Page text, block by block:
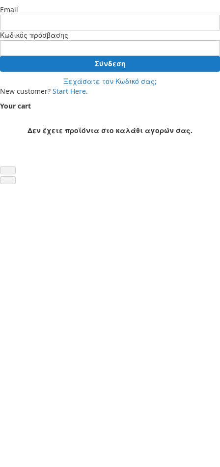
Email
Κωδικός πρόσβασης
Σύνδεση
Ξεχάσατε τον Κωδικό σας;
New customer? Start Here.
Your cart
Δεν έχετε προϊόντα στο καλάθι αγορών σας.